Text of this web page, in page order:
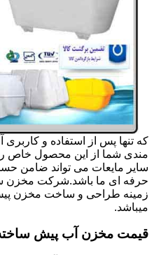
که تنها پس از استفاده و
مندی شما از این محصول خاص
سایر مایعات می تواند ضامن
حرفه ای ما باشد.شرکت مخزن
زمینه طراحی و ساخت مخزن
میباشد.
قیمت مخزن آب پیش ساخته